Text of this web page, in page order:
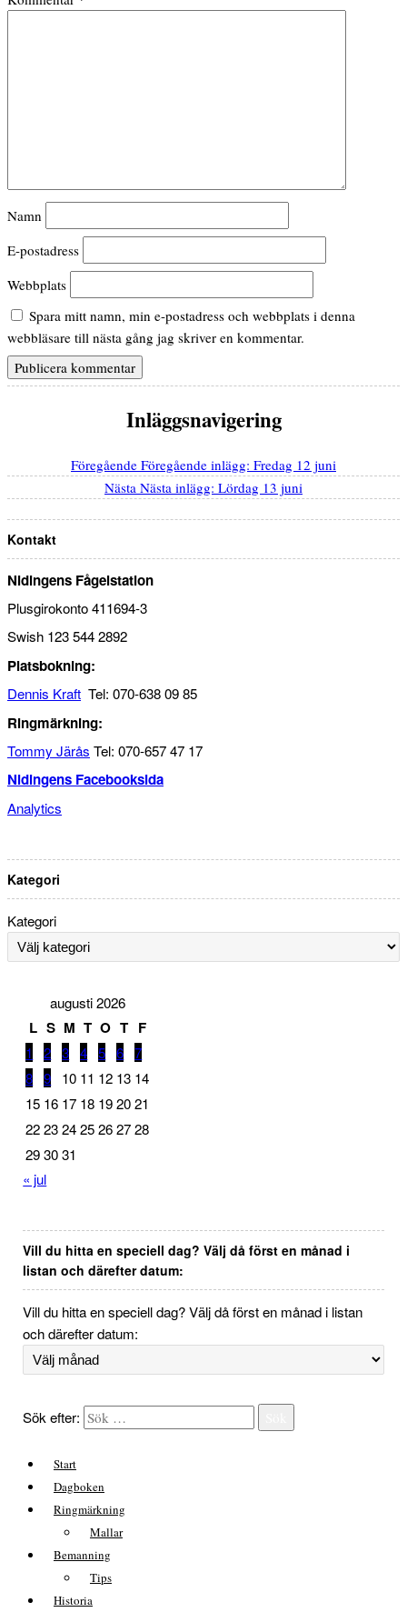
Namn
E-postadress
Webbplats
Spara mitt namn, min e-postadress och webbplats i denna
webbläsare till nästa gång jag skriver en kommentar.
Inläggsnavigering
Föregående Föregående inlägg: Fredag 12 juni
Nästa Nästa inlägg: Lördag 13 juni
Kontakt
Nidingens Fågelstation
Plusgirokonto 411694-3
Swish 123 544 2892
Platsbokning:
Dennis Kraft Tel: 070-638 09 85
Ringmärkning:
Tommy Järås Tel: 070-657 47 17
Nidingens Facebooksida
Analytics
Kategori
Kategori
augusti 2026
L S M T O T F
1 2 3 4 5 6 7
8 9 10 11 12 13 14
15 16 17 18 19 20 21
22 23 24 25 26 27 28
29 30 31
« jul
Vill du hitta en speciell dag? Välj då först en månad i
listan och därefter datum:
Vill du hitta en speciell dag? Välj då först en månad i listan
och därefter datum:
Sök efter:
Start
Dagboken
Ringmärkning
Mallar
Bemanning
Tips
Historia